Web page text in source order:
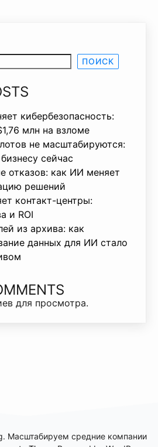
ПОИСК
кибербезопасность:
млн на взломе
не масштабируются:
сейчас
отказов: как ИИ меняет
решений
контакт-центры:
и ROI
из архива: как
данных для ИИ стало
для просмотра.
Масштабируем средние компании